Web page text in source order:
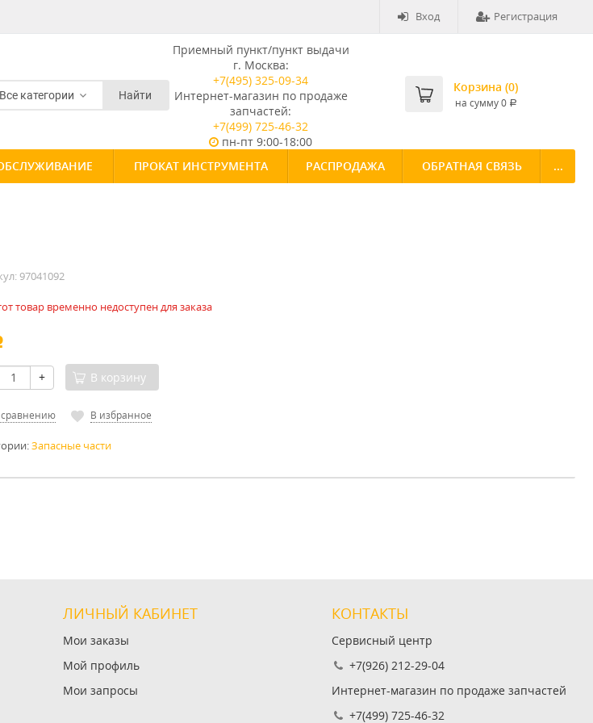
Вход Регистрация
Все категории Найти
Приемный пункт/пункт выдачи
г. Москва:
+7(495) 325-09-34
Интернет-магазин по продаже
запчастей:
+7(499) 725-46-32
пн-пт 9:00-18:00
Корзина (0)
на сумму0 Р
ПРОКАТ ИНСТРУМЕНТА РАСПРОДАЖА ОБРАТНАЯ СВЯЗЬ ...
97041092
товар временно недоступен для заказа
+ В корзину
сравнению В избранное
Запасные части
ЛИЧНЫЙ КАБИНЕТ
Мои заказы
Мой профиль
Мои запросы
КОНТАКТЫ
Сервисный центр
+7(926) 212-29-04
Интернет-магазин по продаже запчастей
+7(499) 725-46-32